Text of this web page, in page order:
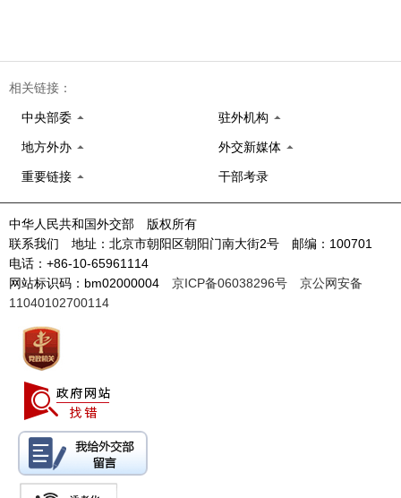
相关链接：
中央部委 驻外机构
地方外办 外交新媒体
重要链接 干部考录
中华人民共和国外交部 版权所有
联系我们 地址：北京市朝阳区朝阳门南大街2号 邮编：100701
电话：+86-10-65961114
网站标识码：bm02000004 京ICP备06038296号
京公网安备
11040102700114